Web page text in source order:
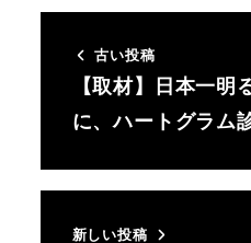
古い投稿
【取材】日本一明
に、ハートグラム
新しい投稿